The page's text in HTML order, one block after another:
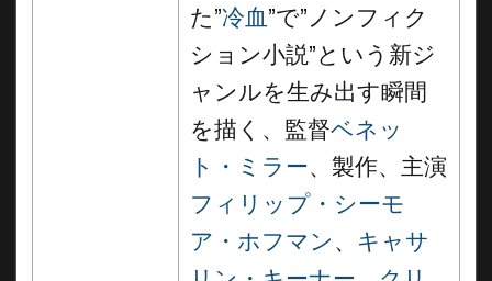
た”冷血 ”で”ノンフィク
ション小説”という新ジ
ャンルを生み出す瞬間
を描く、監督ベネッ
ト・ミラー、製作、主演
フィリップ・シーモ
ア・ホフマン 、 キャサ